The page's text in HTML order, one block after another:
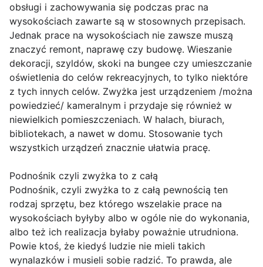
obsługi i zachowywania się podczas prac na
wysokościach zawarte są w stosownych przepisach.
Jednak prace na wysokościach nie zawsze muszą
znaczyć remont, naprawę czy budowę. Wieszanie
dekoracji, szyldów, skoki na bungee czy umieszczanie
oświetlenia do celów rekreacyjnych, to tylko niektóre
z tych innych celów. Zwyżka jest urządzeniem /można
powiedzieć/ kameralnym i przydaje się również w
niewielkich pomieszczeniach. W halach, biurach,
bibliotekach, a nawet w domu. Stosowanie tych
wszystkich urządzeń znacznie ułatwia pracę.
Podnośnik czyli zwyżka to z całą
Podnośnik, czyli zwyżka to z całą pewnością ten
rodzaj sprzętu, bez którego wszelakie prace na
wysokościach byłyby albo w ogóle nie do wykonania,
albo też ich realizacja byłaby poważnie utrudniona.
Powie ktoś, że kiedyś ludzie nie mieli takich
wynalazków i musieli sobie radzić. To prawda, ale